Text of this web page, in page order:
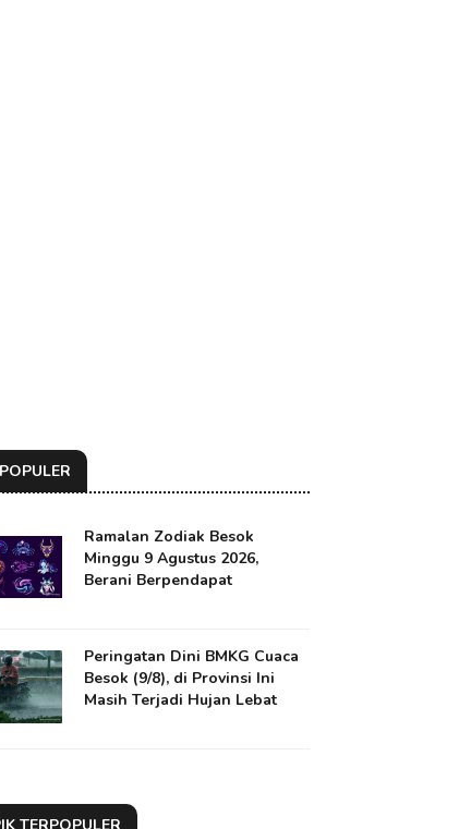
Ramalan Zodiak Besok
Minggu 9 Agustus 2026,
Berani Berpendapat
Peringatan Dini BMKG Cuaca
Besok (9/8), di Provinsi Ini
Masih Terjadi Hujan Lebat